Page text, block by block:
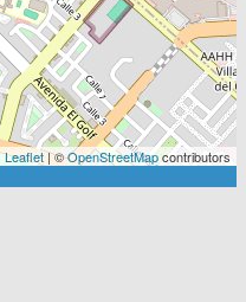
Leaflet| ©OpenStreetMapcontributors